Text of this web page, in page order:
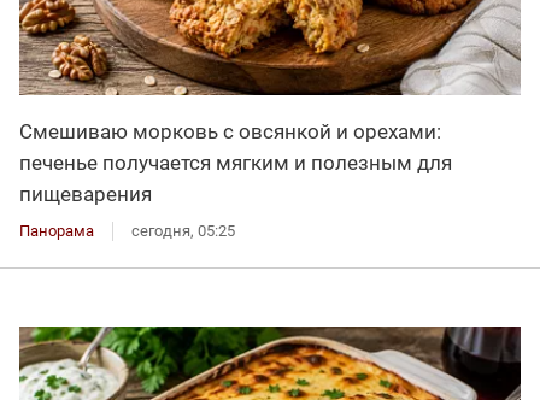
Смешиваю морковь с овсянкой и орехами:
печенье получается мягким и полезным для
пищеварения
Панорама сегодня, 05:25